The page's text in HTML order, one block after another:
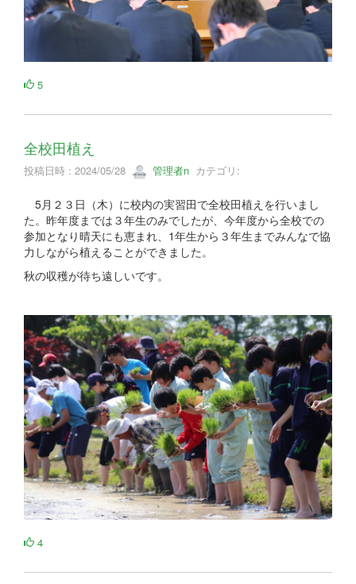
5
全校田植え
投稿日時 : 2024/05/28 管理者n カテゴリ:
5月２３日（木）に校内の実習田で全校田植えを行いまし
た。昨年度までは３年生のみでしたが、今年度から全校での
参加となり晴天にも恵まれ、1年生から３年生までみんなで協
力しながら植えることができました。
秋の収穫が待ち遠しいです。
4